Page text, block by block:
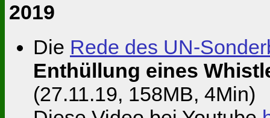
2019
Die Rede des UN-
Enthüllung eines
(27.11.19, 158MB, 4Min)